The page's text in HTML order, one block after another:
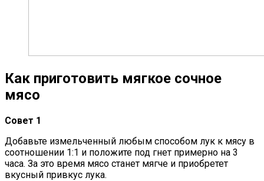
Как приготовить мягкое сочное
мясо
Совет 1
Добавьте измельченный любым способом лук к мясу в
соотношении 1:1 и положите под гнет примерно на 3
часа. За это время мясо станет мягче и приобретет
вкусный привкус лука.